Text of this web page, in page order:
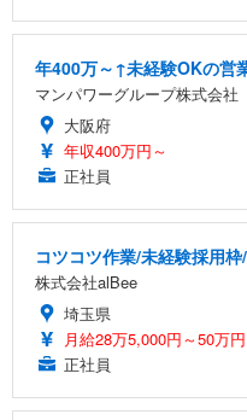
年400万～↑未経験OKの営
マンパワーグループ株式会社
大阪府
年収400万円～
正社員
コツコツ作業/未経験採用
株式会社alBee
埼玉県
月給28万5,000円～50万円
正社員